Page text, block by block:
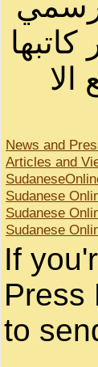
News and
Articles and
Sudanese
Sudanese
Sudanese
If
Press
to